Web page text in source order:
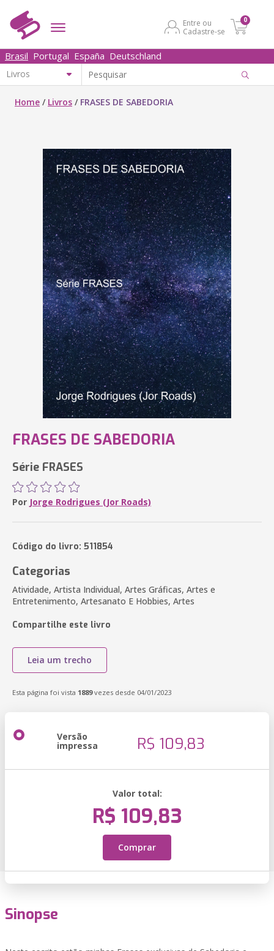
Entre ou
Cadastre-se
0
Brasil Portugal España Deutschland
Home / Livros / FRASES DE SABEDORIA
FRASES DE SABEDORIA
Série FRASES
Por Jorge Rodrigues (Jor Roads)
Código do livro: 511854
Categorias
Atividade, Artista Individual, Artes Gráficas, Artes e
Entretenimento, Artesanato E Hobbies, Artes
Compartilhe este livro
Leia um trecho
Esta página foi vista 1889vezes desde 04/01/2023
Versão
impressa R$ 109,83
Valor total:
R$ 109,83
Comprar
Sinopse